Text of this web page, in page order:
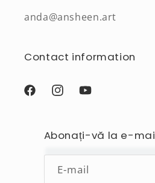
anda@ansheen.art
Contact information
FacebookInstagramYouTube
Abonați-vă la e-
E-mail